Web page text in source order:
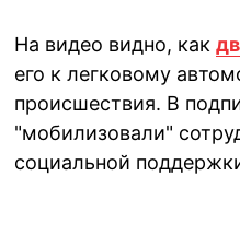
На видео видно, как
его к легковому
происшествия. В
"мобилизовали"
социальной